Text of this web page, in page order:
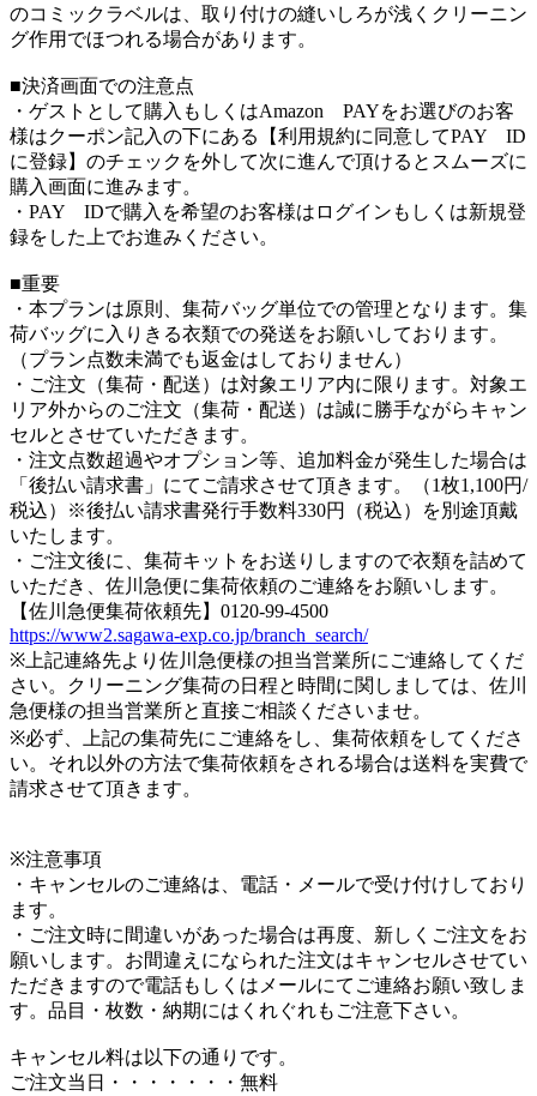
のコミックラベルは、取り付けの縫いしろが浅くクリーニン
グ作用でほつれる場合があります。
■決済画面での注意点
・ゲストとして購入もしくはAmazon PAYをお選びのお客
様はクーポン記入の下にある【利用規約に同意してPAY ID
に登録】のチェックを外して次に進んで頂けるとスムーズに
購入画面に進みます。
・PAY IDで購入を希望のお客様はログインもしくは新規登
録をした上でお進みください。
■重要
・本プランは原則、集荷バッグ単位での管理となります。集
荷バッグに入りきる衣類での発送をお願いしております。
（プラン点数未満でも返金はしておりません）
・ご注文（集荷・配送）は対象エリア内に限ります。対象エ
リア外からのご注文（集荷・配送）は誠に勝手ながらキャン
セルとさせていただきます。
・注文点数超過やオプション等、追加料金が発生した場合は
「後払い請求書」にてご請求させて頂きます。（1枚1,100円/
税込）※後払い請求書発行手数料330円（税込）を別途頂戴
いたします。
・ご注文後に、集荷キットをお送りしますので衣類を詰めて
いただき、佐川急便に集荷依頼のご連絡をお願いします。
【佐川急便集荷依頼先】0120-99-4500
https://www2.sagawa-exp.co.jp/branch_search/
※上記連絡先より佐川急便様の担当営業所にご連絡してくだ
さい。クリーニング集荷の日程と時間に関しましては、佐川
急便様の担当営業所と直接ご相談くださいませ。
※必ず、上記の集荷先にご連絡をし、集荷依頼をしてくださ
い。それ以外の方法で集荷依頼をされる場合は送料を実費で
請求させて頂きます。
※注意事項
・キャンセルのご連絡は、電話・メールで受け付けしており
ます。
・ご注文時に間違いがあった場合は再度、新しくご注文をお
願いします。お間違えになられた注文はキャンセルさせてい
ただきますので電話もしくはメールにてご連絡お願い致しま
す。品目・枚数・納期にはくれぐれもご注意下さい。
キャンセル料は以下の通りです。
ご注文当日・・・・・・・無料